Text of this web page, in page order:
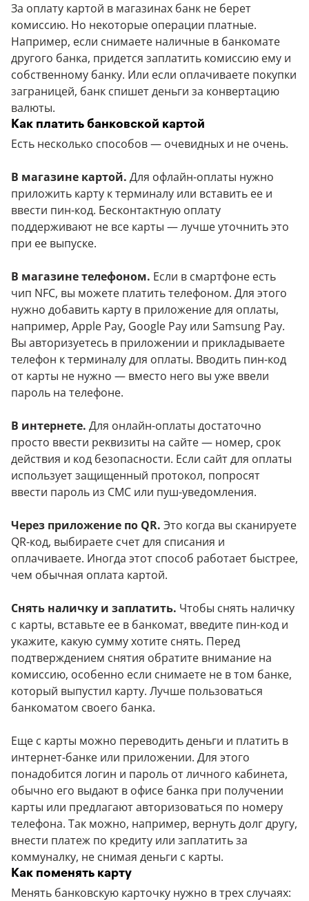
За оплату картой в магазинах банк не берет
комиссию. Но некоторые операции платные.
Например, если снимаете наличные в банкомате
другого банка, придется заплатить комиссию ему и
собственному банку. Или если оплачиваете покупки
заграницей, банк спишет деньги за конвертацию
валюты.
Как платить банковской картой
Есть несколько способов — очевидных и не очень.
В магазине картой. Для офлайн-оплаты нужно
приложить карту к терминалу или вставить ее и
ввести пин-код. Бесконтактную оплату
поддерживают не все карты — лучше уточнить это
при ее выпуске.
В магазине телефоном. Если в смартфоне есть
чип NFC, вы можете платить телефоном. Для этого
нужно добавить карту в приложение для оплаты,
например, Apple Pay, Google Pay или Samsung Pay.
Вы авторизуетесь в приложении и прикладываете
телефон к терминалу для оплаты. Вводить пин-код
от карты не нужно — вместо него вы уже ввели
пароль на телефоне.
В интернете. Для онлайн-оплаты достаточно
просто ввести реквизиты на сайте — номер, срок
действия и код безопасности. Если сайт для оплаты
использует защищенный протокол, попросят
ввести пароль из СМС или пуш-уведомления.
Через приложение по QR. Это когда вы сканируете
QR-код, выбираете счет для списания и
оплачиваете. Иногда этот способ работает быстрее,
чем обычная оплата картой.
Снять наличку и заплатить. Чтобы снять наличку
с карты, вставьте ее в банкомат, введите пин-код и
укажите, какую сумму хотите снять. Перед
подтверждением снятия обратите внимание на
комиссию, особенно если снимаете не в том банке,
который выпустил карту. Лучше пользоваться
банкоматом своего банка.
Еще с карты можно переводить деньги и платить в
интернет-банке или приложении. Для этого
понадобится логин и пароль от личного кабинета,
обычно его выдают в офисе банка при получении
карты или предлагают авторизоваться по номеру
телефона. Так можно, например, вернуть долг другу,
внести платеж по кредиту или заплатить за
коммуналку, не снимая деньги с карты.
Как поменять карту
Менять банковскую карточку нужно в трех случаях: